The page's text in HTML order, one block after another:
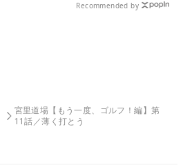
Recommended by
宮里道場【もう一度、ゴルフ！編】第
11話／薄く打とう